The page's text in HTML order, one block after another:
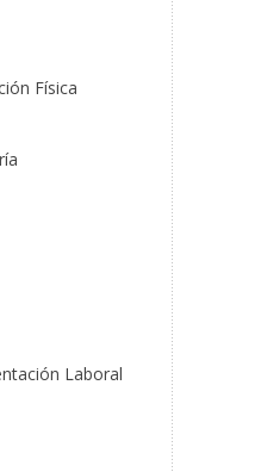
Física
Laboral